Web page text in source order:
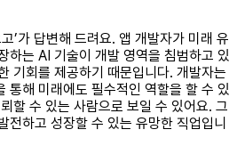
’가 답변해 드려요. 앱 개발자가 미래 유
하는 AI 기술이 개발 영역을 침범하고 있
기회를 제공하기 때문입니다. 개발자는
통해 미래에도 필수적인 역할을 할 수 있
할 수 있는 사람으로 보일 수 있어요. 그
전하고 성장할 수 있는 유망한 직업입니